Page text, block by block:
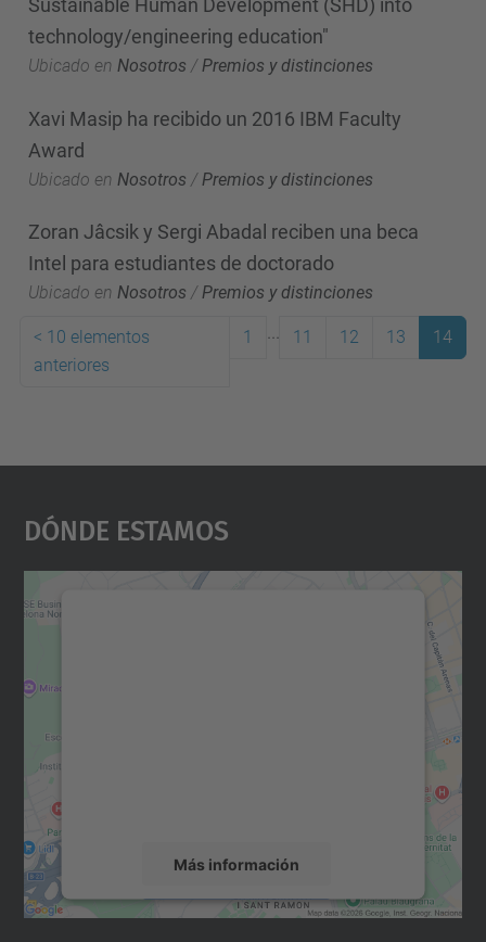
Sustainable Human Development (SHD) into
technology/engineering education"
Ubicado en Nosotros /Premios y distinciones
Xavi Masip ha recibido un 2016 IBM Faculty
Award
Ubicado en Nosotros / Premios y distinciones
Zoran Jâcsik y Sergi Abadal reciben una beca
Intel para estudiantes de doctorado
Ubicado en Nosotros /Premios y distinciones
< 10 elementos
anteriores
1 11 12 13 14
Dónde Estamos
Más información
Aceptar